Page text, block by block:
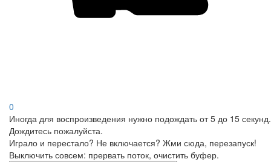
0
Иногда для воспроизведения нужно подождать от 5 до 15 секунд.
Дождитесь пожалуйста.
Играло и перестало? Не включается? Жми сюда, перезапуск!
Выключить совсем: прервать поток, очистить буфер.